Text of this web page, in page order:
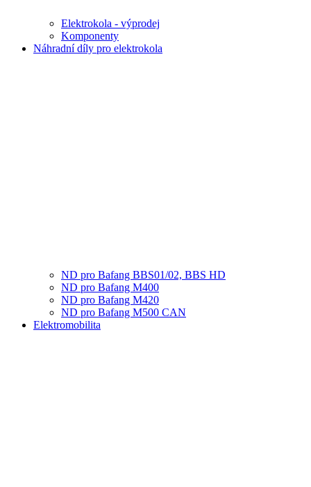
Elektrokola - výprodej
Komponenty
Náhradní díly pro elektrokola
ND pro Bafang BBS01/02, BBS HD
ND pro Bafang M400
ND pro Bafang M420
ND pro Bafang M500 CAN
Elektromobilita